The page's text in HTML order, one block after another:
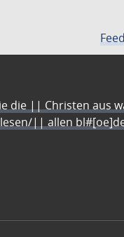
die || Christen aus
|| allen